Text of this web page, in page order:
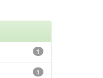
1
1